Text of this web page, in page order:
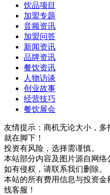
饮品项目
加盟专题
音频资讯
加盟问答
新闻资讯
品牌资讯
餐饮资讯
人物访谈
创业故事
经营技巧
餐饮展会
友情提示：商机无论大小，
就在脚下！
投资有风险，选择需谨慎。
本站部分内容及图片源自网络
如有侵权，请联系我们删除。
本站的所有费用信息与投资
线客服！